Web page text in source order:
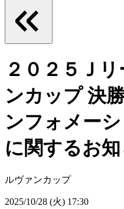
２０２５Ｊ
ンカップ 決
ンフォメー
に関するお
ルヴァンカップ
2025/10/28 (火) 17:30